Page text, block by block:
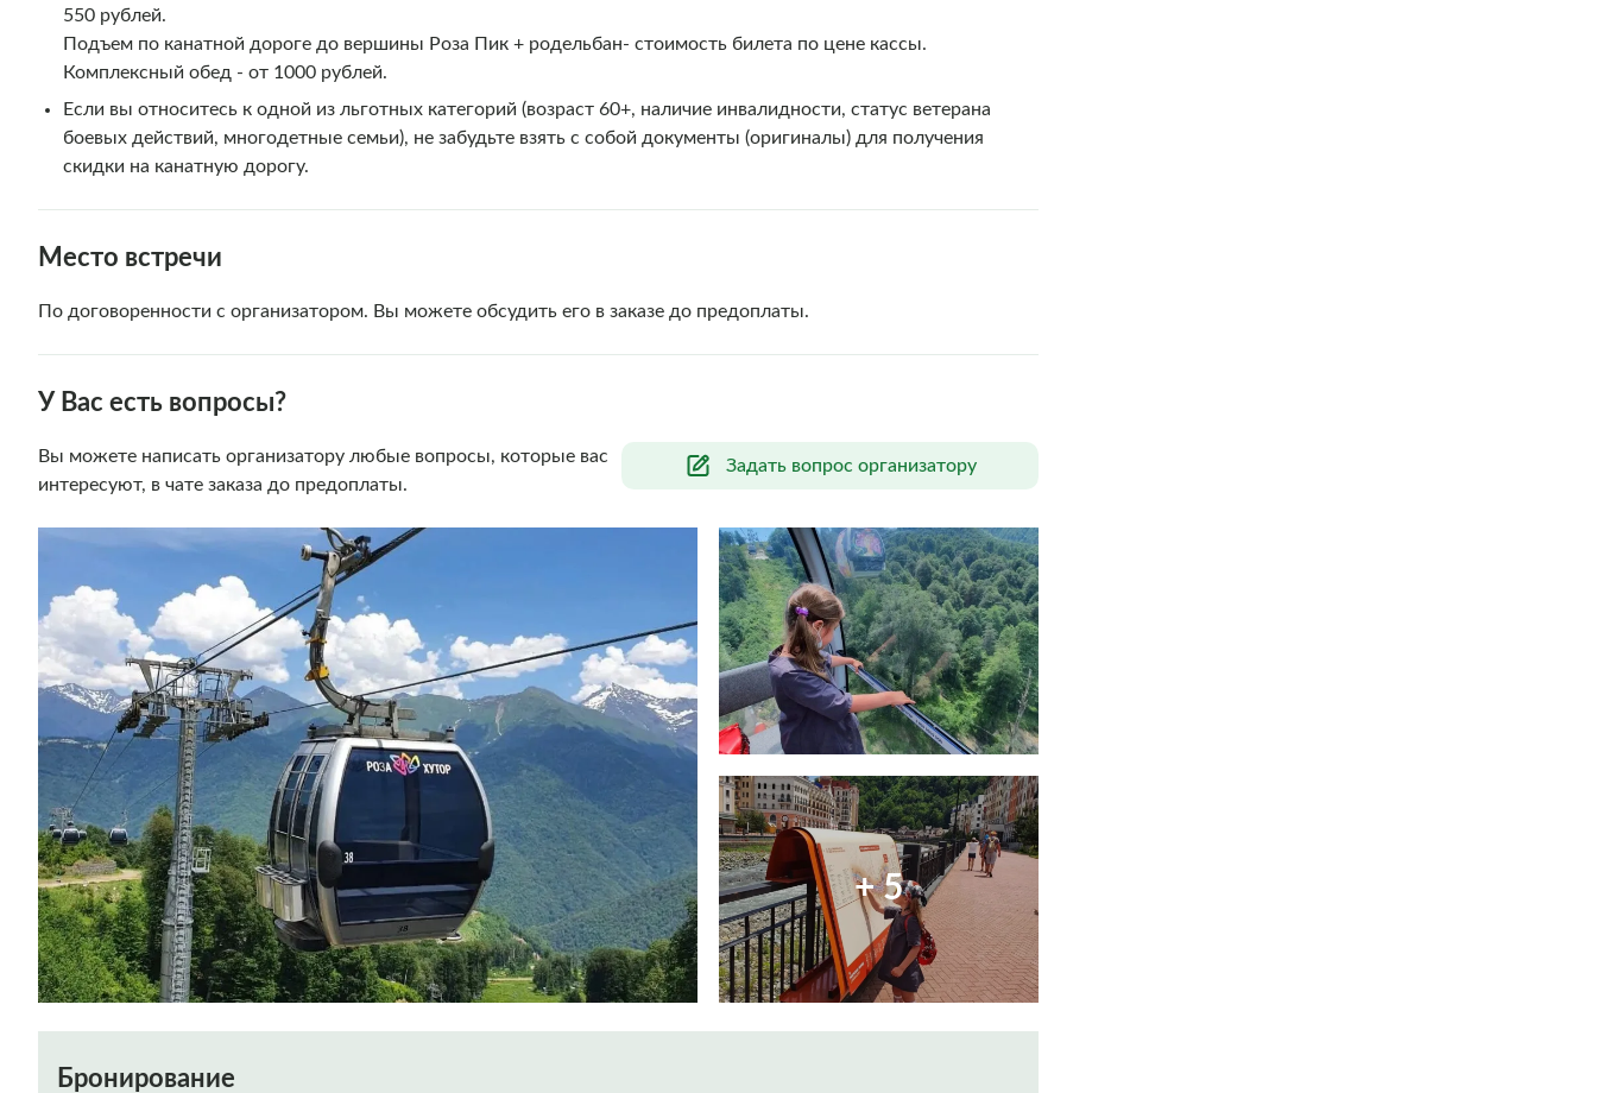
550 рублей.
Подъем по канатной дороге до вершины Роза Пик + родельбан- стоимость билета по цене кассы.
Комплексный обед - от 1000 рублей.
Если вы относитесь к одной из льготных категорий (возраст 60+, наличие инвалидности, статус ветерана
боевых действий, многодетные семьи), не забудьте взять с собой документы (оригиналы) для получения
скидки на канатную дорогу.
Место встречи
По договоренности с организатором. Вы можете обсудить его в заказе до предоплаты.
У Вас есть вопросы?
Задать вопрос организатору
Вы можете написать организатору любые вопросы, которые вас
интересуют, в чате заказа до предоплаты.
+ 5
Бронирование